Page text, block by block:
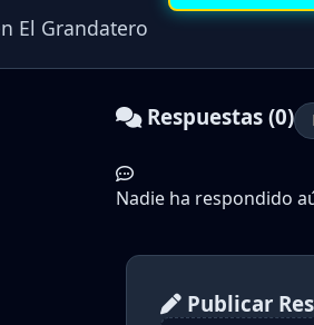
El Grandatero
Respuestas (0)
Nadie ha respondido
Publicar